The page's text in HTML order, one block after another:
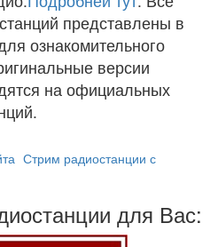
представлены в
ознакомительного
версии
на официальных
Стрим радиостанции с
для Вас: